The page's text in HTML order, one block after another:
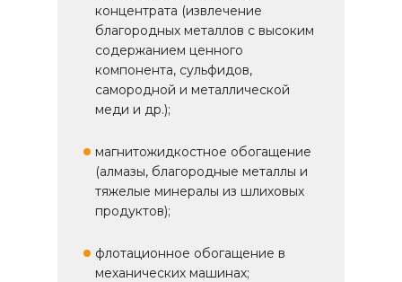
концентрата (извлечение
благородных металлов с высоким
содержанием ценного
компонента, сульфидов,
самородной и металлической
меди и др.);
магнитожидкостное обогащение
(алмазы, благородные металлы и
тяжелые минералы из шлиховых
продуктов);
флотационное обогащение в
механических машинах;